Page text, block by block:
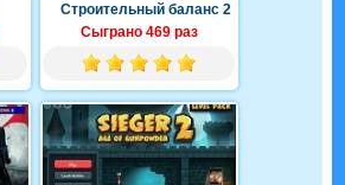
Строительный баланс 2
Сыграно 469 раз